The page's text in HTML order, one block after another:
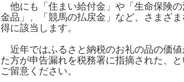
他にも「住まい給付金」や「生命保険
金品」、「競馬の払戻金」など、さまざ
得に該当します。
近年ではふるさと納税のお礼の品の価値
た方が申告漏れを税務署に指摘された、
ご留意ください。